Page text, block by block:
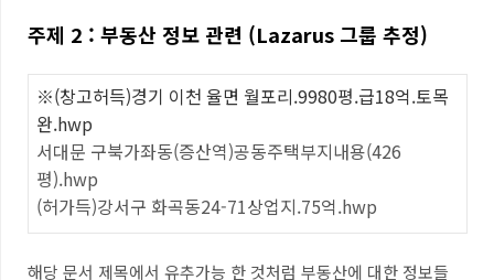
주제 2 : 부동산 정보 관련 (Lazarus 그룹 추정)
※(창고허득)경기 이천 율면 월포리.9980평.급18억.토목
완.hwp
서대문 구북가좌동(증산역)공동주택부지내용(426
평).hwp
(허가득)강서구 화곡동24-71상업지.75억.hwp
해당 문서 제목에서 유추가능 한 것처럼 부동산에 대한 정보들